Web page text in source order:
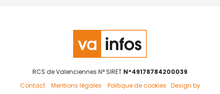
RCS de Valenciennes N° SIRET N°49178784200039
Contact
Mentions légales Politique de cookies Design by